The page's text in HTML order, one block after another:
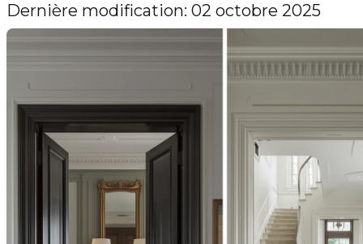
Dernière modification: 02 octobre 2025